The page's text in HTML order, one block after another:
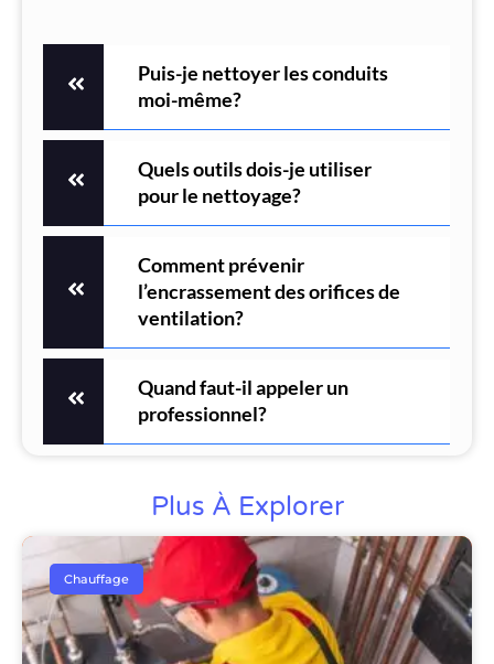
Puis-je nettoyer les conduits
moi-même?
Quels outils dois-je utiliser
pour le nettoyage?
Comment prévenir
l’encrassement des orifices de
ventilation?
Quand faut-il appeler un
professionnel?
Plus À Explorer
Chauffage